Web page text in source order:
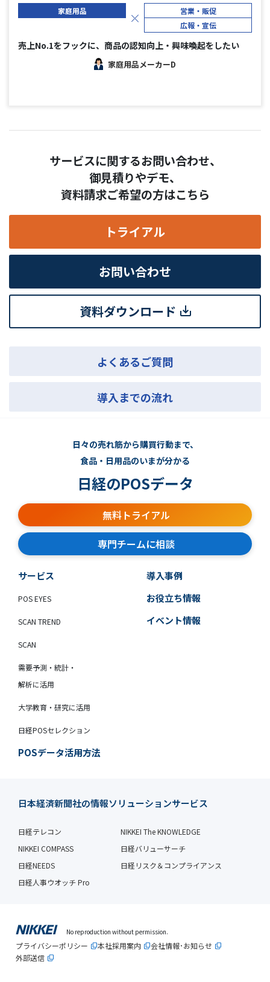
家庭用品
営業・販促
広報・宣伝
売上No.1をフックに、商品の認知向上・興味喚起をしたい
家庭用品メーカーD
サービスに関するお問い合わせ、
御見積りやデモ、
資料請求ご希望の方はこちら
トライアル
お問い合わせ
資料ダウンロード
よくあるご質問
導入までの流れ
日々の売れ筋から購買行動まで、
食品・日用品のいまが分かる
日経のPOSデータ
無料トライアル
専門チームに相談
サービス
POS EYES
SCAN TREND
SCAN
需要予測・統計・
解析に活用
大学教育・研究に活用
日経POSセレクション
POSデータ活用方法
導入事例
お役立ち情報
イベント情報
日本経済新聞社の情報ソリューションサービス
日経テレコン
NIKKEI The KNOWLEDGE
NIKKEI COMPASS
日経バリューサーチ
日経NEEDS
日経リスク＆コンプライアンス
日経人事ウオッチ Pro
No reproduction without permission.
プライバシーポリシー 本社採用案内
会社情報･お知らせ
外部送信